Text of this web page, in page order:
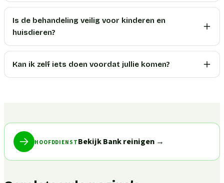
Is de behandeling veilig voor kinderen en
huisdieren?
Kan ik zelf iets doen voordat jullie komen?
HOOFDDIENST Bekijk Bank reinigen→